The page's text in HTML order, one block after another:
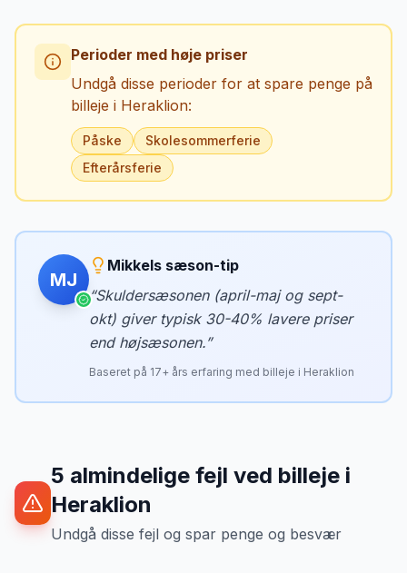
Perioder med høje priser
Undgå disse perioder for at spare penge på
billeje i Heraklion:
Påske
Skolesommerferie
Efterårsferie
MJ
Mikkels sæson-tip
“Skuldersæsonen (april-maj og sept-
okt) giver typisk 30-40% lavere priser
end højsæsonen.”
Baseret på 17+ års erfaring med billeje i Heraklion
5 almindelige fejl ved billeje i
Heraklion
Undgå disse fejl og spar penge og besvær